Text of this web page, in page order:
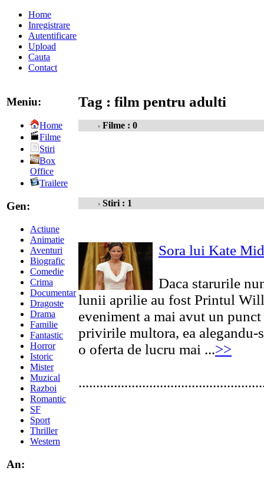
Home
Inregistrare
Autentificare
Upload
Cauta
Contact
Meniu:
Home
Filme
Stiri
Box
Office
Trailere
Gen:
Actiune
Animatie
Aventuri
Biografic
Comedie
Crima
Documentar
Dragoste
Drama
Familie
Fantastic
Horror
Istoric
Mister
Muzical
Razboi
Romantic
SF
Sport
Thriller
Western
An:
Tag : film pentru adulti
Filme : 0
Stiri : 1
Sora lui Kate
Daca starurile
lunii aprilie au fost Printul
eveniment a mai avut un
privirile multora, ea
o oferta de lucru mai ...>>